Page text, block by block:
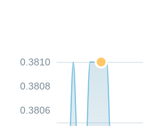
0.3806
0.3808
0.3810